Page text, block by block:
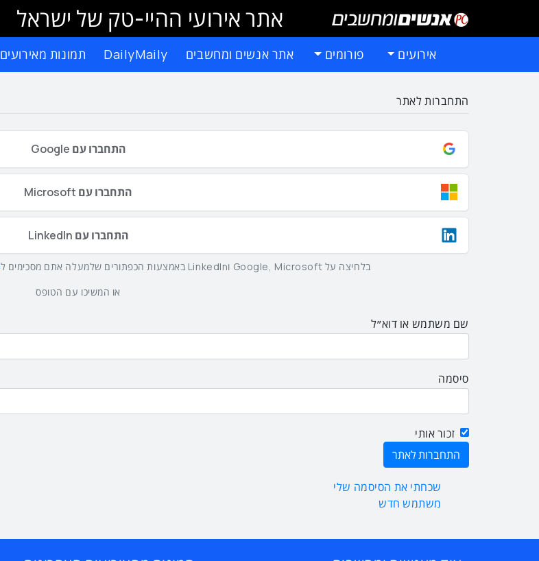
אתר אירועי ההיי-טק של ישראל
אירועים פורומים אתר אנשים ומחשבים DailyMaily תמונות מאירועים
התחברות לאתר
התחברו עם Google
התחברו עם Microsoft
התחברו עם LinkedIn
בלחיצה על Google, Microsoft וLinkedIn באמצעות הכפתורים שלמעלה אתם מסכימים ל
או המשיכו עם הטופס
שם משתמש או דוא״ל
סיסמה
זכור אותי
שכחתי את הסיסמה שלי
משתמש חדש